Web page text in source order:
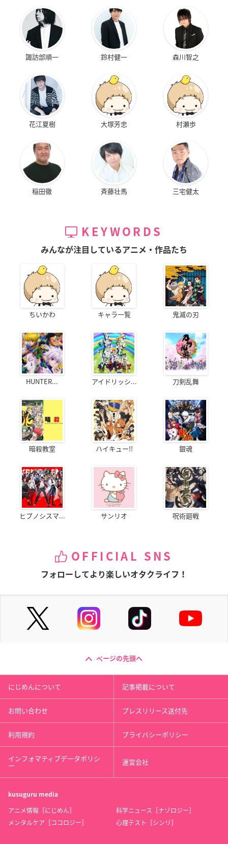
諏訪部順一 鈴村健一 森川智之
花江夏樹 大塚芳忠 村瀬歩
稲田徹 斉藤壮馬 三宅健太
KEYWORDS
みんなが注目しているアニメ・作品たち
ちいかわ キャラ一覧 鬼滅の刃
HUNTER... アイドリッシ... 刀剣乱舞
暗殺教室 ハイキュー!! 銀魂
ヒプノシスマ... サンリオ 呪術廻戦
OFFICIAL SNS
フォローしてより楽しいオタクライフ！
ページの先頭へ
にじめんについて 記事掲載について
お問い合わせ プレスリリース送付先
利用規約 プライバシーポリシー
インフォマティブデータポリシ
ー 運営会社
kusuguru media
アニメ情報［にじめん］
科学ニュース［ナゾロジー］
メンタルケア［ココロジー］
心理テスト［シンリ］